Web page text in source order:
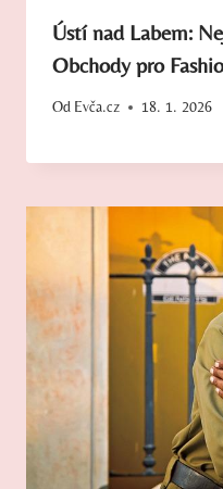
Ústí nad Labem:
Obchody pro
Od Evča.cz 18. 1. 2026